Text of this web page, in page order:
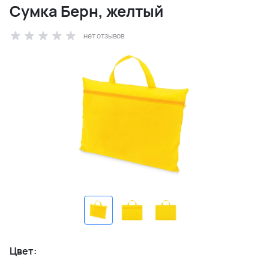
Сумка Берн, желтый
нет отзывов
Цвет: